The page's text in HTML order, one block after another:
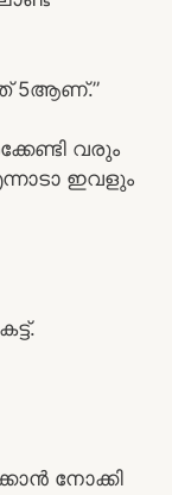
5ആണ്.”
വരും
ഇവളും
നോക്കി